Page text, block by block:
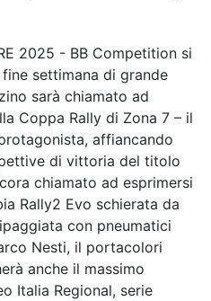
2025 - BB Competition si
settimana di grande
sarà chiamato ad
Coppa Rally di Zona 7 – il
affiancando
di vittoria del titolo
chiamato ad esprimersi
Rally2 Evo schierata da
con pneumatici
Nesti, il portacolori
anche il massimo
Italia Regional, serie